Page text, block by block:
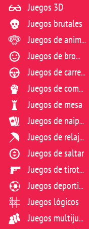
Juegos 3D
Juegos brutales
Juegos de animales
Juegos de broma
Juegos de carreras
Juegos de combate
Juegos de mesa
Juegos de naipes
Juegos de relajación
Juegos de saltar
Juegos de tiroteo
Juegos deportivos
Juegos lógicos
Juegos multijugador